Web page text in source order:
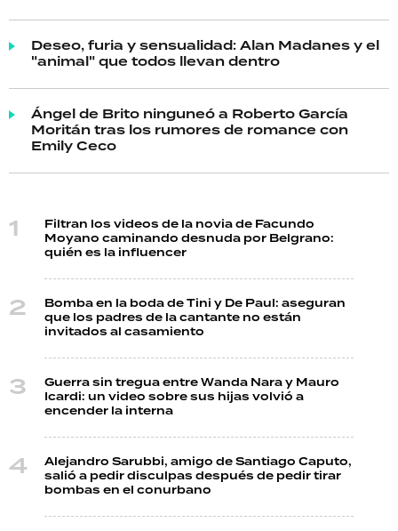
Deseo, furia y sensualidad: Alan Madanes y el
"animal" que todos llevan dentro
Ángel de Brito ninguneó a Roberto García
Moritán tras los rumores de romance con
Emily Ceco
Filtran los videos de la novia de Facundo
Moyano caminando desnuda por Belgrano:
quién es la influencer
Bomba en la boda de Tini y De Paul: aseguran
que los padres de la cantante no están
invitados al casamiento
Guerra sin tregua entre Wanda Nara y Mauro
Icardi: un video sobre sus hijas volvió a
encender la interna
Alejandro Sarubbi, amigo de Santiago Caputo,
salió a pedir disculpas después de pedir tirar
bombas en el conurbano